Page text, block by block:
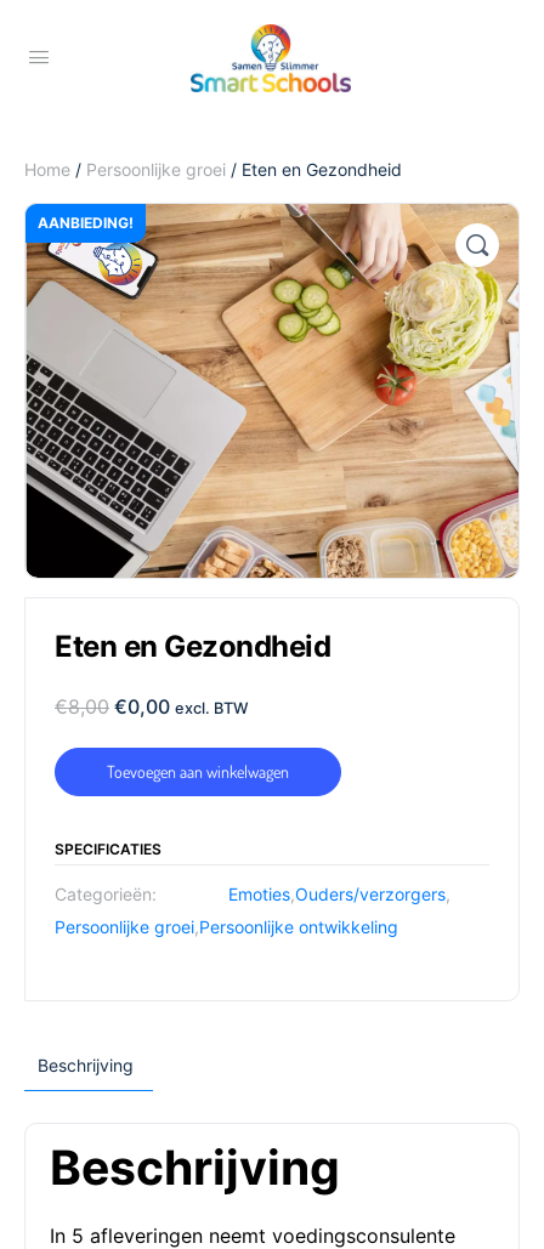
Home / Persoonlijke groei / Eten en Gezondheid
AANBIEDING!
Eten en Gezondheid
€8,00 €0,00 excl. BTW
Toevoegen aan winkelwagen
SPECIFICATIES
Categorieën: Emoties,Ouders/verzorgers,
Persoonlijke groei,Persoonlijke ontwikkeling
Beschrijving
Beschrijving
In 5 afleveringen neemt voedingsconsulente